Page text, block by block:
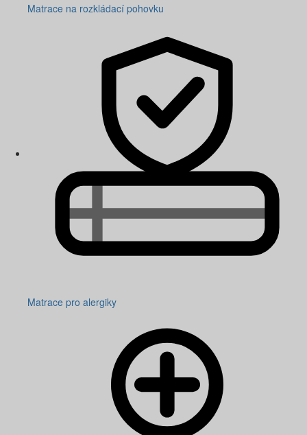
Matrace na rozkládací pohovku
Matrace pro alergiky